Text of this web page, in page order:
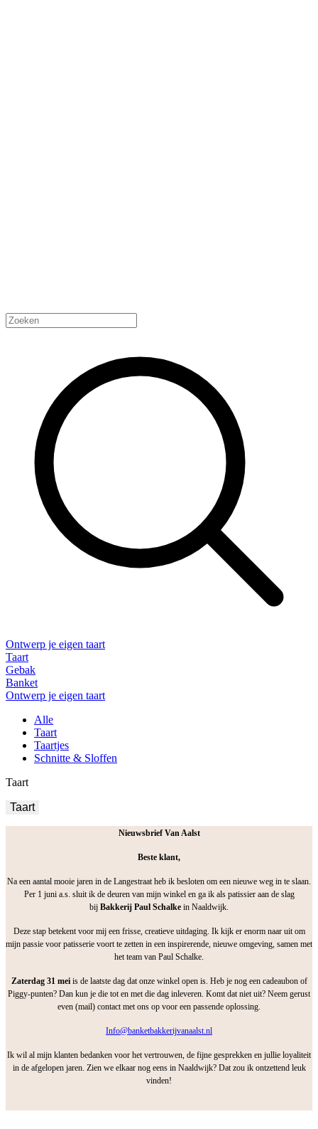
Ontwerp je eigen taart
Taart
Gebak
Banket
Ontwerp je eigen taart
Alle
Taart
Taartjes
Schnitte & Sloffen
Taart
Taart
Nieuwsbrief Van Aalst
Beste klant,
Na een aantal mooie jaren in de Langestraat heb ik besloten om een nieuwe weg in te slaan.
Per 1 juni a.s. sluit ik de deuren van mijn winkel en ga ik als patissier aan de slag
bij Bakkerij Paul Schalke in Naaldwijk.
Deze stap betekent voor mij een frisse, creatieve uitdaging. Ik kijk er enorm naar uit om
mijn passie voor patisserie voort te zetten in een inspirerende, nieuwe omgeving, samen met
het team van Paul Schalke.
Zaterdag 31 meiis de laatste dag dat onze winkel open is. Heb je nog een cadeaubon of
Piggy-punten? Dan kun je die tot en met die dag inleveren. Komt dat niet uit? Neem gerust
even (mail) contact met ons op voor een passende oplossing.
Info@banketbakkerijvanaalst.nl
Ik wil al mijn klanten bedanken voor het vertrouwen, de fijne gesprekken en jullie loyaliteit
in de afgelopen jaren. Zien we elkaar nog eens in Naaldwijk? Dat zou ik ontzettend leuk
vinden!